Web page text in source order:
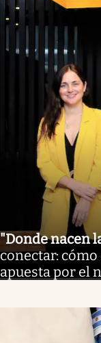
"Donde nacen
conectar:
apuesta por el